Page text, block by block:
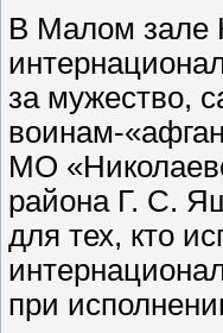
В Малом зале
за мужество,
воинам-
МО
района Г. С.
для тех, кто
при